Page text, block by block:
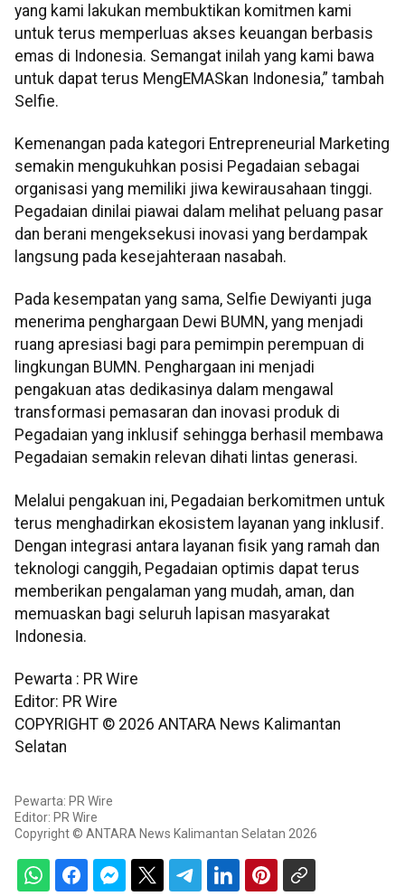
yang kami lakukan membuktikan komitmen kami
untuk terus memperluas akses keuangan berbasis
emas di Indonesia. Semangat inilah yang kami bawa
untuk dapat terus MengEMASkan Indonesia,” tambah
Selfie.
Kemenangan pada kategori Entrepreneurial Marketing
semakin mengukuhkan posisi Pegadaian sebagai
organisasi yang memiliki jiwa kewirausahaan tinggi.
Pegadaian dinilai piawai dalam melihat peluang pasar
dan berani mengeksekusi inovasi yang berdampak
langsung pada kesejahteraan nasabah.
Pada kesempatan yang sama, Selfie Dewiyanti juga
menerima penghargaan Dewi BUMN, yang menjadi
ruang apresiasi bagi para pemimpin perempuan di
lingkungan BUMN. Penghargaan ini menjadi
pengakuan atas dedikasinya dalam mengawal
transformasi pemasaran dan inovasi produk di
Pegadaian yang inklusif sehingga berhasil membawa
Pegadaian semakin relevan dihati lintas generasi.
Melalui pengakuan ini, Pegadaian berkomitmen untuk
terus menghadirkan ekosistem layanan yang inklusif.
Dengan integrasi antara layanan fisik yang ramah dan
teknologi canggih, Pegadaian optimis dapat terus
memberikan pengalaman yang mudah, aman, dan
memuaskan bagi seluruh lapisan masyarakat
Indonesia.
Pewarta : PR Wire
Editor: PR Wire
COPYRIGHT © 2026 ANTARA News Kalimantan
Selatan
Pewarta: PR Wire
Editor: PR Wire
Copyright © ANTARA News Kalimantan Selatan 2026